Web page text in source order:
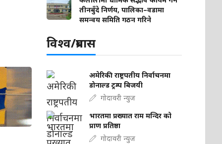
तीनबुँदे निर्णय, पालिका–वडामा
समन्वय समिति गठन गरिने
विश्व/प्रबास
अमेरिकी राष्ट्रपतीय निर्वाचनमा
डोनाल्ड ट्रम्प बिजयी
गोदावरी न्युज
भारतमा प्रख्यात राम मन्दिर को
प्राण प्रतिष्ठा
गोदावरी न्युज